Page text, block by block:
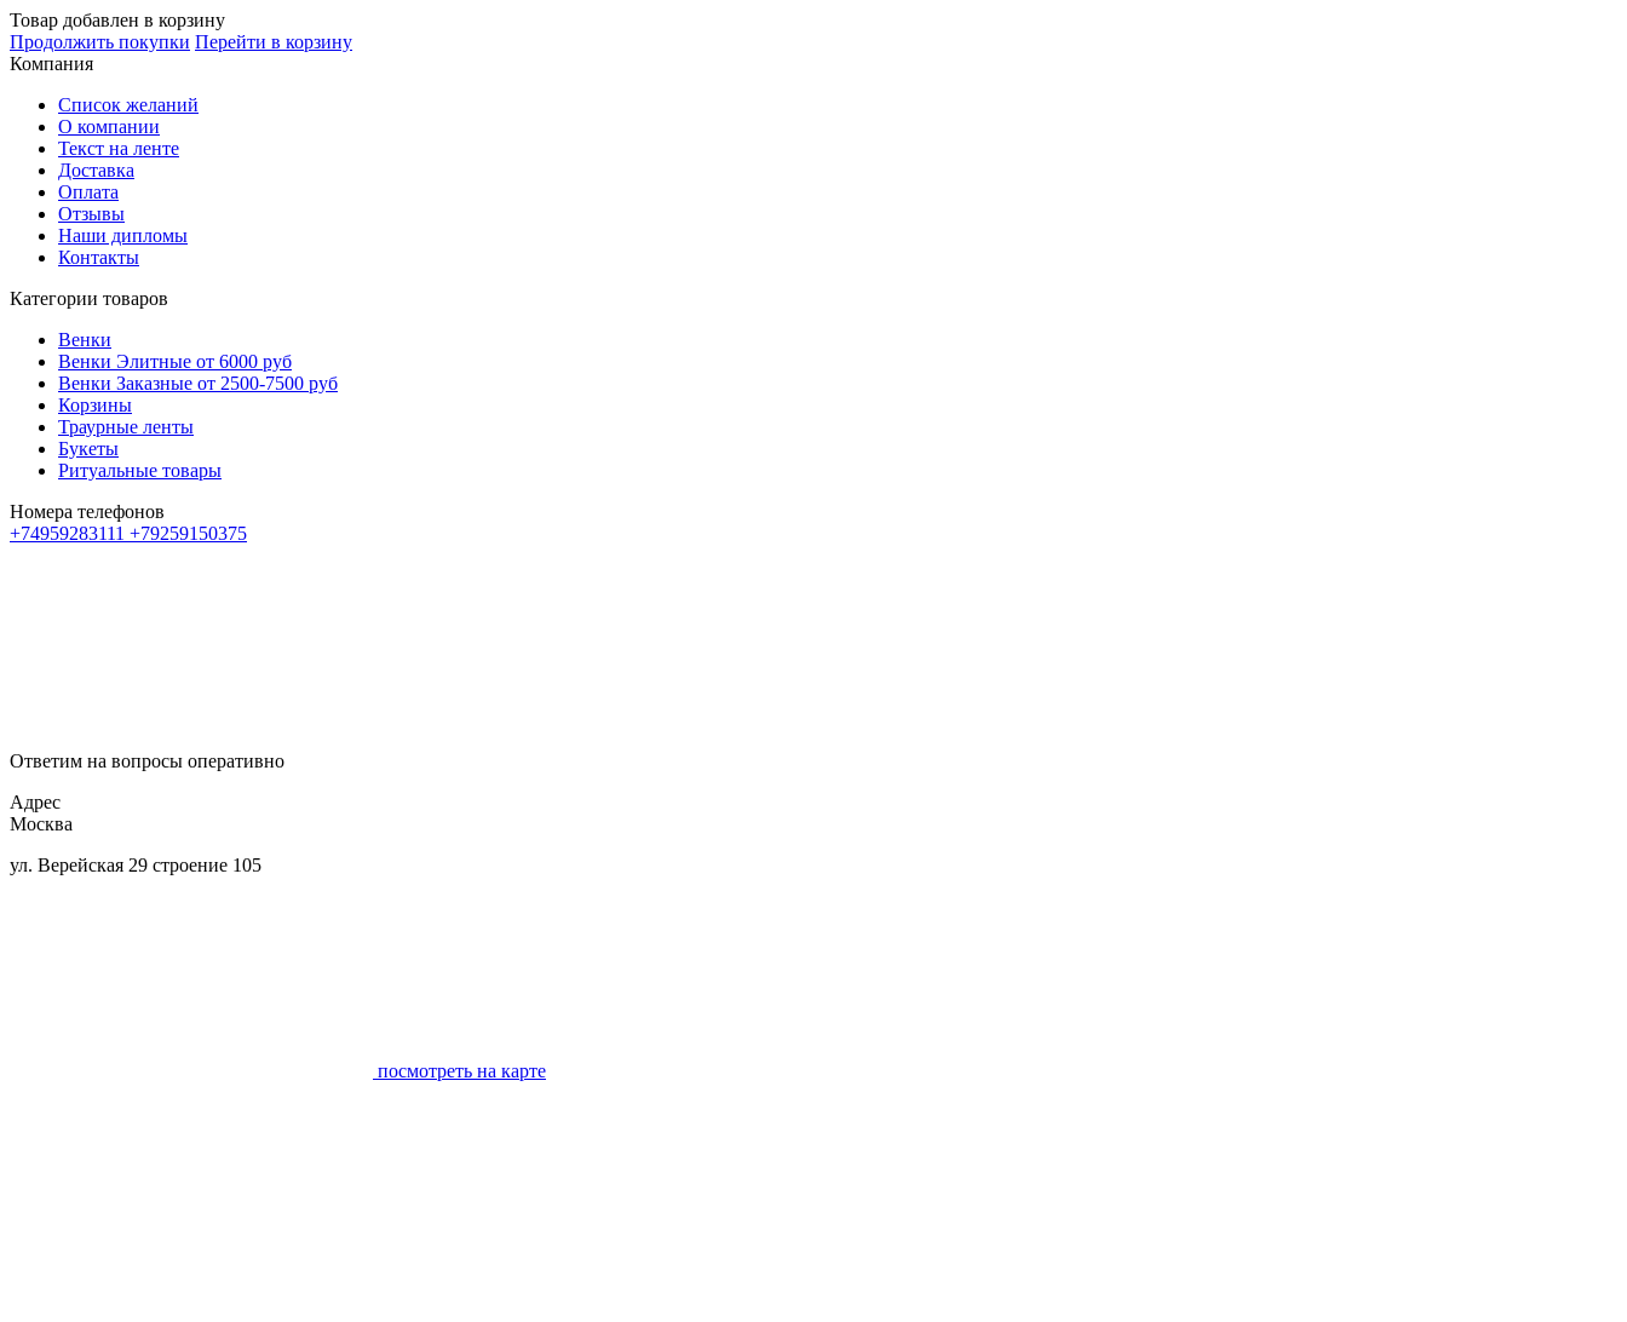
Товар добавлен в корзину
Продолжить покупки Перейти в корзину
Компания
Список желаний
О компании
Текст на ленте
Доставка
Оплата
Отзывы
Наши дипломы
Контакты
Категории товаров
Венки
Венки Элитные от 6000 руб
Венки Заказные от 2500-7500 руб
Корзины
Траурные ленты
Букеты
Ритуальные товары
Номера телефонов
+74959283111 +79259150375
Ответим на вопросы оперативно
Адрес
Москва
ул. Верейская 29 строение 105
посмотреть на карте